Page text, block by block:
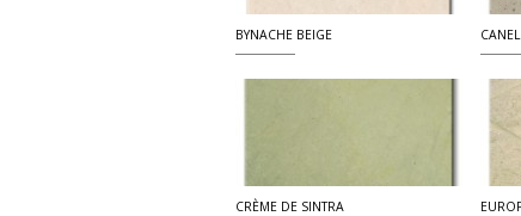
BYNACHE BEIGE CANEL
CRÈME DE SINTRA